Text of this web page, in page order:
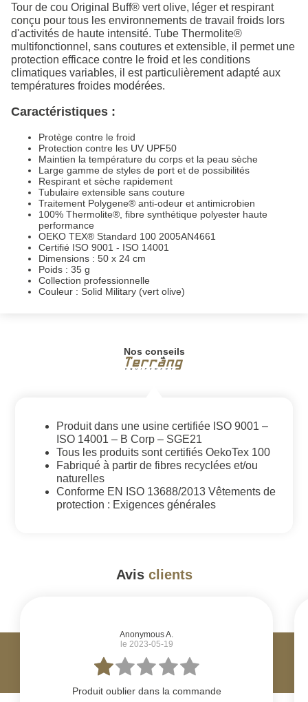
Tour de cou Original Buff® vert olive, léger et respirant
conçu pour tous les environnements de travail froids lors
d'activités de haute intensité. Tube Thermolite®
multifonctionnel, sans coutures et extensible, il permet une
protection efficace contre le froid et les conditions
climatiques variables, il est particulièrement adapté aux
températures froides modérées.
Caractéristiques :
Protège contre le froid
Protection contre les UV UPF50
Maintien la température du corps et la peau sèche
Large gamme de styles de port et de possibilités
Respirant et sèche rapidement
Tubulaire extensible sans couture
Traitement Polygene® anti-odeur et antimicrobien
100% Thermolite®, fibre synthétique polyester haute
performance
OEKO TEX® Standard 100 2005AN4661
Certifié ISO 9001 - ISO 14001
Dimensions : 50 x 24 cm
Poids : 35 g
Collection professionnelle
Couleur : Solid Military (vert olive)
Nos conseils
Produit dans une usine certifiée ISO 9001 –
ISO 14001 – B Corp – SGE21
Tous les produits sont certifiés OekoTex 100
Fabriqué à partir de fibres recyclées et/ou
naturelles
Conforme EN ISO 13688/2013 Vêtements de
protection : Exigences générales
Avis clients
Anonymous A.
le 2023-05-19
Produit oublier dans la commande